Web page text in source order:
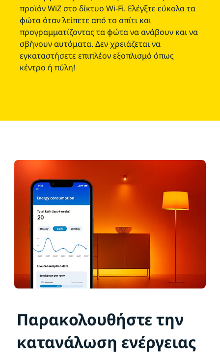
προϊόν WiZ στο δίκτυο Wi-Fi. Ελέγξτε εύκολα τα
φώτα όταν λείπετε από το σπίτι και
προγραμματίζοντας τα φώτα να ανάβουν και να
σβήνουν αυτόματα. Δεν χρειάζεται να
εγκαταστήσετε επιπλέον εξοπλισμό όπως
κέντρο ή πύλη!
Παρακολουθήστε την
κατανάλωση ενέργειας